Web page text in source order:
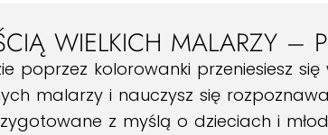
WIELKICH MALARZY –
poprzez kolorowanki przeniesiesz
malarzy i nauczysz się
z myślą o dzieciach i